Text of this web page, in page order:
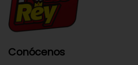
Conócenos